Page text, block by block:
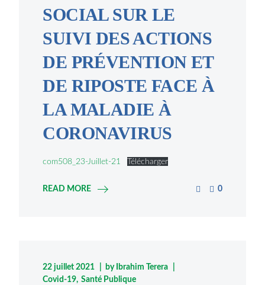
SOCIAL SUR LE
SUIVI DES ACTIONS
DE PRÉVENTION ET
DE RIPOSTE FACE À
LA MALADIE À
CORONAVIRUS
com508_23-Juillet-21 Télécharger
READ MORE 0
22 juillet 2021 by Ibrahim Terera
Covid-19 Santé Publique